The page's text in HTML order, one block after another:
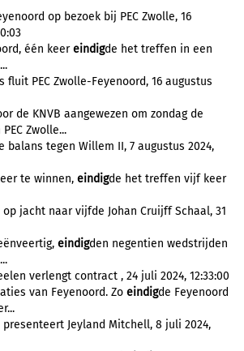
op bezoek bij PEC Zwolle, 16
één keereindigde het treffen in een
fluit PEC Zwolle-Feyenoord, 16 augustus
de KNVB aangewezen om zondag de
Zwolle...
balans tegen Willem II, 7 augustus 2024,
te winnen, eindigde het treffen vijf keer
op jacht naar vijfde Johan Cruijff Schaal, 31
eindigden negentien wedstrijden
verlengt contract , 24 juli 2024, 12:33:00
van Feyenoord. Zo eindigde Feyenoord
presenteert Jeyland Mitchell, 8 juli 2024,